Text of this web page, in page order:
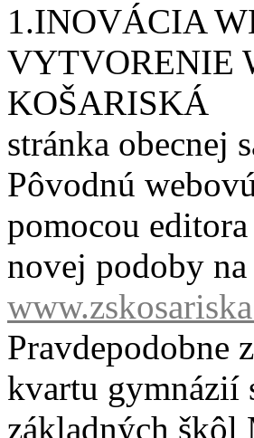
1.INOVÁCIA
VYTVORENIE
KOŠARISKÁ
stránka obecnej
Pôvodnú
pomocou
novej podoby
Pravdepodobne
kvartu gymnázií
základných